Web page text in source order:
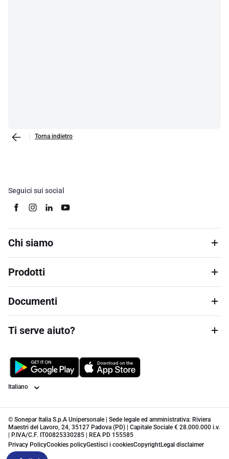
Torna indietro
Seguici sui social
Chi siamo
Prodotti
Documenti
Ti serve aiuto?
Lingua
© Sonepar Italia S.p.A Unipersonale | Sede legale ed amministrativa: Riviera
Maestri del Lavoro, 24, 35127 Padova (PD) | Capitale Sociale € 28.000.000 i.v.
| P.IVA/C.F. IT00825330285 | REA PD 155585
Privacy PolicyCookies policyGestisci i cookiesCopyrightLegal disclaimer